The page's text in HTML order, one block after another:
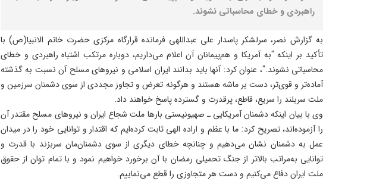
راهبردی و خطای محاسباتی نشوند.
به گزارش نصر، سرلشکر پاسدار علی عبداللهی فرمانده قرارگاه مرکزی حضرت خاتم الانبیا(ص) با
تأکید بر اینکه "به آمریکا و هم‌پیمانان آن اعلام می‌داریم، دوباره مرتکب اشتباه راهبردی و خطای
محاسباتی نشوند."، عنوان کرد: آنها باید بدانند ایران اسلامی و نیروهای مسلح آن نسبت به گذشته
آماده‌تر و قوی‌تر، دست بر ماشه هستند و هرگونه تعرض و تجاوز مجددی از سوی دشمنان سرزمین و
ملت سربلند را سریع، قاطع، پرقدرت و گسترده پاسخ خواهند داد.
وی با بیان اینکه دشمنان آمریکایی ـ صهیونیستی بارها ملت شجاع ایران و نیروهای مسلح مقتدر آن
را آزموده‌اند، تصریح کرد: ما با عظم و اراده الهی ثابت کرده‌ایم که اقتدار و توانایی خود را در میدان
عمل به دشمنان نشان می‌دهیم و چنانچه خطای دیگری از سوی دشمنان‌مان سربزند با قدرت و
توانایی به‌مراتب بالاتر از جنگ تحمیلی رمضان با آن برخورد خواهیم نمود و با تمام توان از حقوق
ملت ایران دفاع می‌کنیم و دست هر متجاوزی را قطع می‌نماییم.